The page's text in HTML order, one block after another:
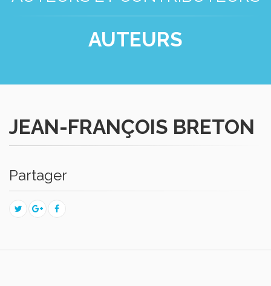
AUTEURS
JEAN-FRANÇOIS BRETON
Partager